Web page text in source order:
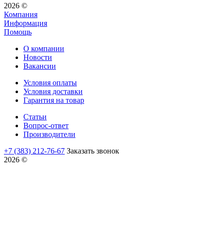
2026 ©
Компания
Информация
Помощь
О компании
Новости
Вакансии
Условия оплаты
Условия доставки
Гарантия на товар
Статьи
Вопрос-ответ
Производители
+7 (383) 212-76-67 Заказать звонок
2026 ©